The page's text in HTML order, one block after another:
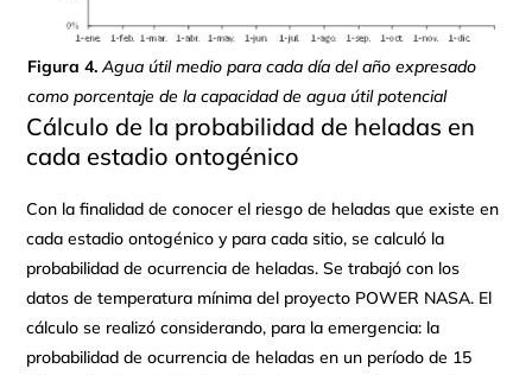
Figura 4. Agua útil medio para cada día del año expresado
como porcentaje de la capacidad de agua útil potencial
Cálculo de la probabilidad de heladas en
cada estadio ontogénico
Con la finalidad de conocer el riesgo de heladas que existe en
cada estadio ontogénico y para cada sitio, se calculó la
probabilidad de ocurrencia de heladas. Se trabajó con los
datos de temperatura mínima del proyecto POWER NASA. El
cálculo se realizó considerando, para la emergencia: la
probabilidad de ocurrencia de heladas en un período de 15